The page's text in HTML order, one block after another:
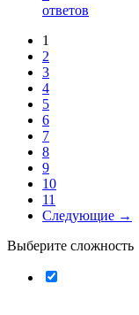
ответов
1
2
3
4
5
6
7
8
9
10
11
Следующие →
Выберите сложность